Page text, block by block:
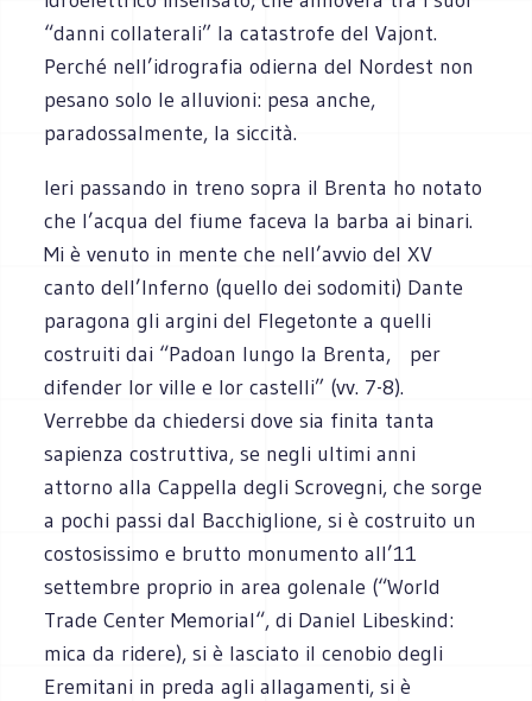
“danni collaterali” la catastrofe del Vajont.
Perché nell’idrografia odierna del Nordest non
pesano solo le alluvioni: pesa anche,
paradossalmente, la siccità.
Ieri passando in treno sopra il Brenta ho notato
che l’acqua del fiume faceva la barba ai binari.
Mi è venuto in mente che nell’avvio del XV
canto dell’Inferno (quello dei sodomiti) Dante
paragona gli argini del Flegetonte a quelli
costruiti dai “Padoan lungo la Brenta, per
difender lor ville e lor castelli” (vv. 7-8).
Verrebbe da chiedersi dove sia finita tanta
sapienza costruttiva, se negli ultimi anni
attorno alla Cappella degli Scrovegni, che sorge
a pochi passi dal Bacchiglione, si è costruito un
costosissimo e brutto monumento all’11
settembre proprio in area golenale (“World
Trade Center Memorial“, di Daniel Libeskind:
mica da ridere), si è lasciato il cenobio degli
Eremitani in preda agli allagamenti, si è